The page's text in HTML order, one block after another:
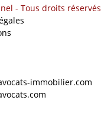
- Tous droits réservés
immobilier.com